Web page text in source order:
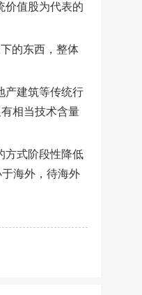
价值股为代表的
的东西，整体
产建筑等传统行
相当技术含量
方式阶段性降低
海外，待海外